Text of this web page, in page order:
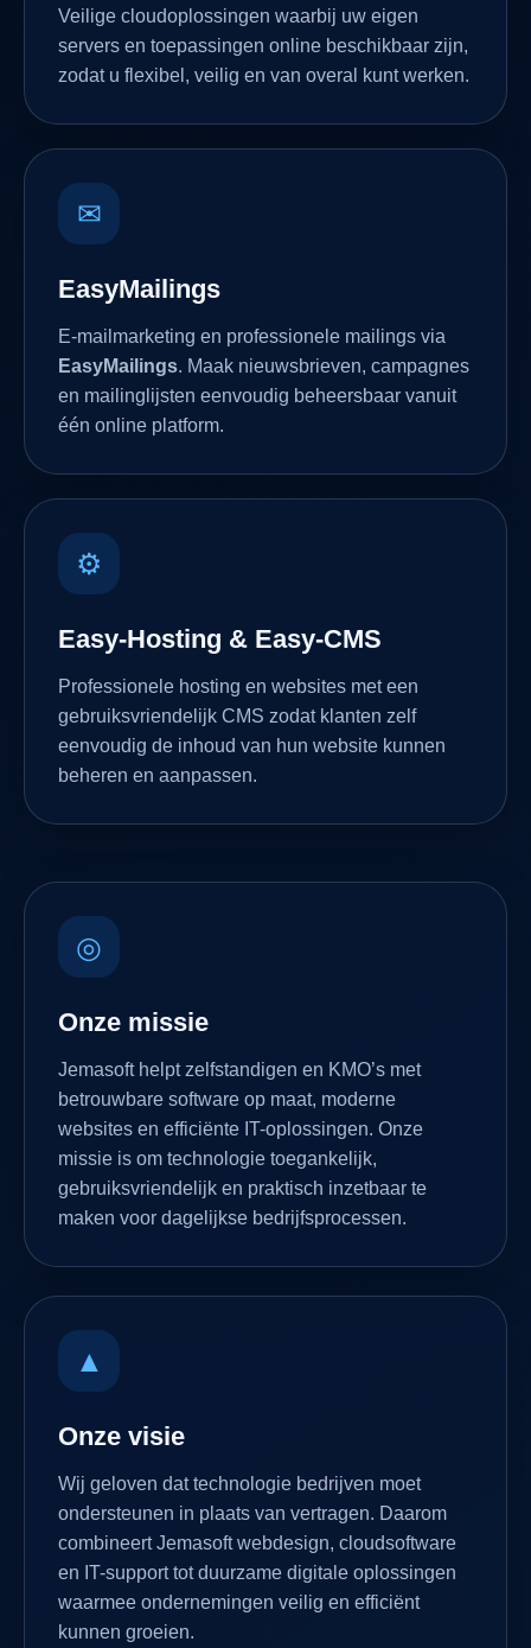
Veilige cloudoplossingen waarbij uw eigen
servers en toepassingen online beschikbaar zijn,
zodat u flexibel, veilig en van overal kunt werken.
✉
EasyMailings
E-mailmarketing en professionele mailings via
EasyMailings. Maak nieuwsbrieven, campagnes
en mailinglijsten eenvoudig beheersbaar vanuit
één online platform.
⚙
Easy-Hosting & Easy-CMS
Professionele hosting en websites met een
gebruiksvriendelijk CMS zodat klanten zelf
eenvoudig de inhoud van hun website kunnen
beheren en aanpassen.
◎
Onze missie
Jemasoft helpt zelfstandigen en KMO’s met
betrouwbare software op maat, moderne
websites en efficiënte IT-oplossingen. Onze
missie is om technologie toegankelijk,
gebruiksvriendelijk en praktisch inzetbaar te
maken voor dagelijkse bedrijfsprocessen.
▲
Onze visie
Wij geloven dat technologie bedrijven moet
ondersteunen in plaats van vertragen. Daarom
combineert Jemasoft webdesign, cloudsoftware
en IT-support tot duurzame digitale oplossingen
waarmee ondernemingen veilig en efficiënt
kunnen groeien.